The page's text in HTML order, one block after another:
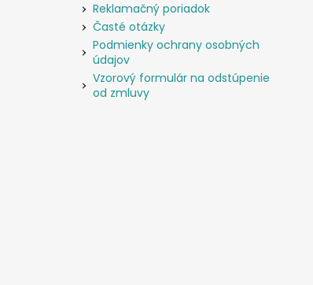
Reklamačný poriadok
Časté otázky
Podmienky ochrany osobných
údajov
Vzorový formulár na odstúpenie
od zmluvy